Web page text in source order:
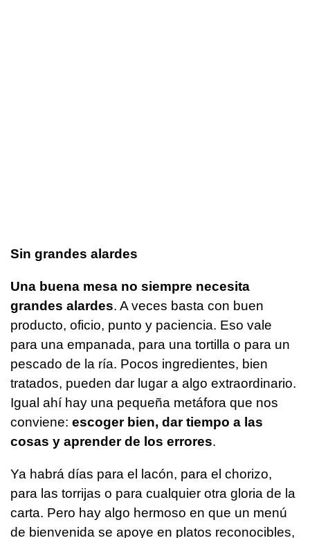
Sin grandes alardes
Una buena mesa no siempre necesita
grandes alardes. A veces basta con buen
producto, oficio, punto y paciencia. Eso vale
para una empanada, para una tortilla o para un
pescado de la ría. Pocos ingredientes, bien
tratados, pueden dar lugar a algo extraordinario.
Igual ahí hay una pequeña metáfora que nos
conviene: escoger bien, dar tiempo a las
cosas y aprender de los errores.
Ya habrá días para el lacón, para el chorizo,
para las torrijas o para cualquier otra gloria de la
carta. Pero hay algo hermoso en que un menú
de bienvenida se apoye en platos reconocibles,